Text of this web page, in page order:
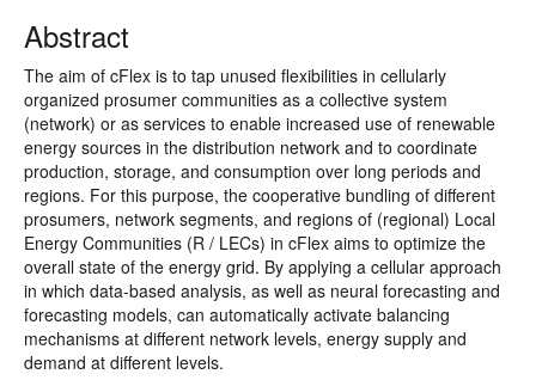
Abstract
The aim of cFlex is to tap unused flexibilities in cellularly
organized prosumer communities as a collective system
(network) or as services to enable increased use of renewable
energy sources in the distribution network and to coordinate
production, storage, and consumption over long periods and
regions. For this purpose, the cooperative bundling of different
prosumers, network segments, and regions of (regional) Local
Energy Communities (R / LECs) in cFlex aims to optimize the
overall state of the energy grid. By applying a cellular approach
in which data-based analysis, as well as neural forecasting and
forecasting models, can automatically activate balancing
mechanisms at different network levels, energy supply and
demand at different levels.